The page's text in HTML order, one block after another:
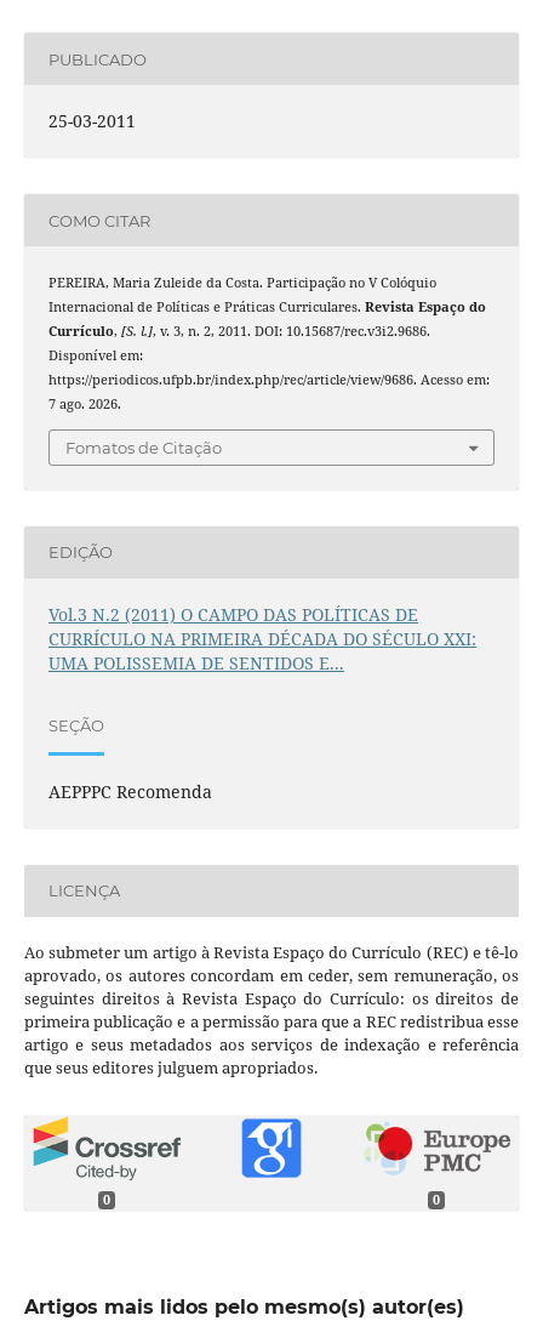
PUBLICADO
25-03-2011
COMO CITAR
PEREIRA, Maria Zuleide da Costa. Participação no V Colóquio
Internacional de Políticas e Práticas Curriculares. Revista Espaço do
Currículo, [S. l.], v. 3, n. 2, 2011. DOI: 10.15687/rec.v3i2.9686.
Disponível em:
https://periodicos.ufpb.br/index.php/rec/article/view/9686. Acesso em:
7 ago. 2026.
Fomatos de Citação
EDIÇÃO
Vol.3 N.2 (2011) O CAMPO DAS POLÍTICAS DE
CURRÍCULO NA PRIMEIRA DÉCADA DO SÉCULO XXI:
UMA POLISSEMIA DE SENTIDOS E...
SEÇÃO
AEPPPC Recomenda
LICENÇA
Ao submeter um artigo à Revista Espaço do Currículo (REC) e tê-lo
aprovado, os autores concordam em ceder, sem remuneração, os
seguintes direitos à Revista Espaço do Currículo: os direitos de
primeira publicação e a permissão para que a REC redistribua esse
artigo e seus metadados aos serviços de indexação e referência
que seus editores julguem apropriados.
0 0
Artigos mais lidos pelo mesmo(s) autor(es)